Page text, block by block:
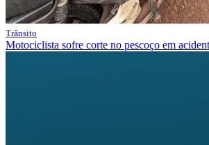
Trânsito
Motociclista sofre corte no pescoço em